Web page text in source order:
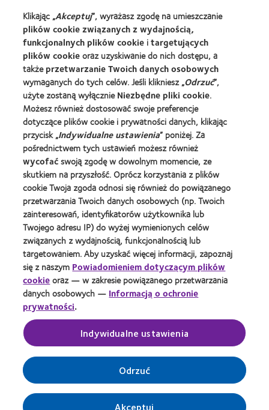
Technologia soczewek kontaktowych
Znajdz Specjaliste
Soczewki kontaktowe i wzrok
Nowy użytkownik
Doświadczony użytkownik
Blog
O Nas
Kariera
Wiadomości globalne
Kontakt
Prawny
Polityka prywatności
Informacja o plikach cookie
Warunki korzystania z Serwisu
Regulamin pozostawiania komentarzy
Zarządzaj preferencjami dotyczącymi zgody
Klikając „Akceptuj”, wyrażasz zgodę na umieszczanie
plików cookie związanych z wydajnością,
funkcjonalnych plików cookie itargetujących
plików cookieoraz uzyskiwanie do nich dostępu, a
takżeprzetwarzanie Twoich danych osobowych
wymaganych do tych celów. Jeśli klikniesz „Odrzuć”,
użyte zostaną wyłącznieNiezbędne pliki cookie.
Możesz również dostosować swoje preferencje
dotyczące plików cookie i prywatności danych, klikając
przycisk „Indywidualne ustawienia” poniżej. Za
pośrednictwem tych ustawień możesz również
wycofaćswoją zgodę w dowolnym momencie, ze
skutkiem na przyszłość. Oprócz korzystania z plików
cookie Twoja zgoda odnosi się również do powiązanego
przetwarzania Twoich danych osobowych (np. Twoich
zainteresowań, identyfikatorów użytkownika lub
Twojego adresu IP) do wyżej wymienionych celów
związanych z wydajnością, funkcjonalnością lub
targetowaniem. Aby uzyskać więcej informacji, zapoznaj
się z naszym Powiadomieniem dotyczącym plików
cookieoraz — w zakresie powiązanego przetwarzania
danych osobowych — Informacją o ochronie
prywatności.
Indywidualne ustawienia
Odrzuć
Akceptuj